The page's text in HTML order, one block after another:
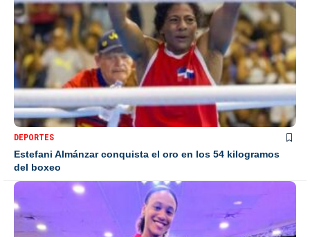
DEPORTES
Estefani Almánzar conquista el oro en los 54 kilogramos
del boxeo